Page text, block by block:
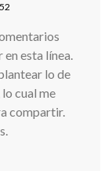
en esta línea.
lo de
cual me
compartir.